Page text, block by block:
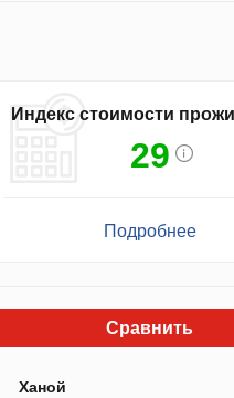
Индекс стоимости
29
Подробнее
Сравнить
Ханой